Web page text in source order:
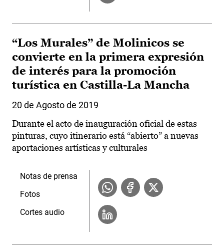
“Los Murales” de Molinicos se
convierte en la primera expresión
de interés para la promoción
turística en Castilla-La Mancha
20 de Agosto de 2019
Durante el acto de inauguración oficial de estas
pinturas, cuyo itinerario está “abierto” a nuevas
aportaciones artísticas y culturales
Notas de prensa
Fotos
Cortes audio